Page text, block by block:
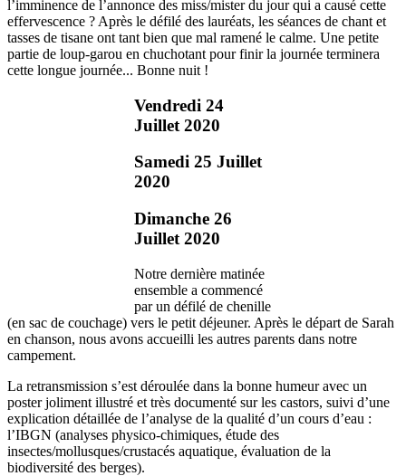
l’imminence de l’annonce des miss/mister du jour qui a causé cette
effervescence ? Après le défilé des lauréats, les séances de chant et
tasses de tisane ont tant bien que mal ramené le calme. Une petite
partie de loup-garou en chuchotant pour finir la journée terminera
cette longue journée... Bonne nuit !
Vendredi 24
Juillet 2020
Samedi 25 Juillet
2020
Dimanche 26
Juillet 2020
Notre dernière matinée
ensemble a commencé
par un défilé de chenille
(en sac de couchage) vers le petit déjeuner. Après le départ de Sarah
en chanson, nous avons accueilli les autres parents dans notre
campement.
La retransmission s’est déroulée dans la bonne humeur avec un
poster joliment illustré et très documenté sur les castors, suivi d’une
explication détaillée de l’analyse de la qualité d’un cours d’eau :
l’IBGN (analyses physico-chimiques, étude des
insectes/mollusques/crustacés aquatique, évaluation de la
biodiversité des berges).